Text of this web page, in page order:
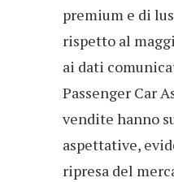
premium e di
rispetto al
ai dati
Passenger Car
vendite hanno
aspettative,
ripresa del